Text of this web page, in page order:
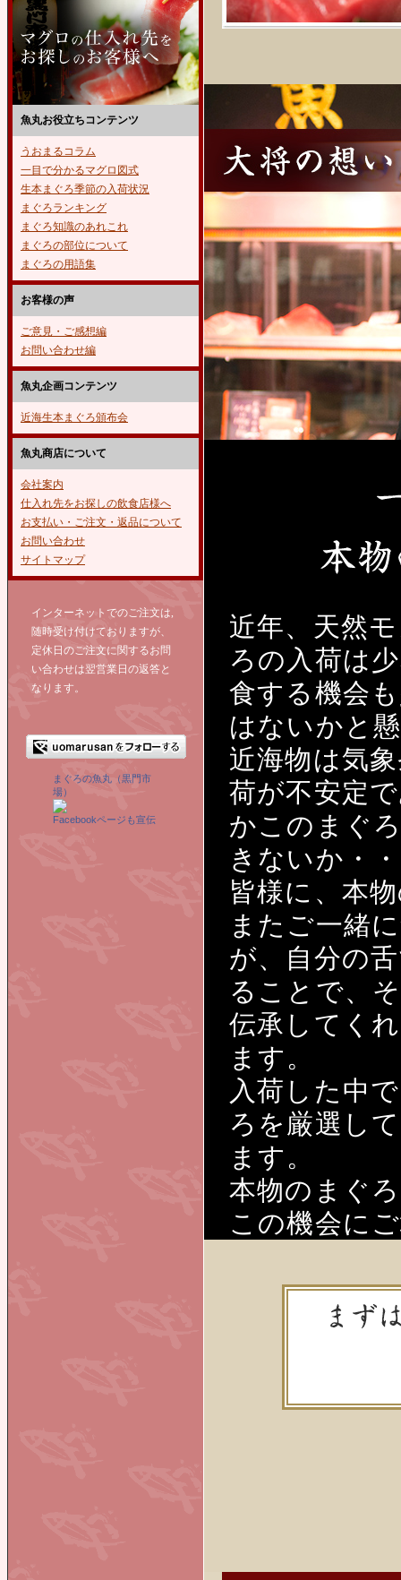
魚丸お役立ちコンテンツ
うおまるコラム
一目で分かるマグロ図式
生本まぐろ季節の入荷状況
まぐろランキング
まぐろ知識のあれこれ
まぐろの部位について
まぐろの用語集
お客様の声
ご意見・ご感想編
お問い合わせ編
魚丸企画コンテンツ
近海生本まぐろ頒布会
魚丸商店について
会社案内
仕入れ先をお探しの飲食店様へ
お支払い・ご注文・返品について
お問い合わせ
サイトマップ
インターネットでのご注文は,
随時受け付けておりますが、
定休日のご注文に関するお問
い合わせは翌営業日の返答と
なります。
まぐろの魚丸（黒門市
場）
Facebookページも宣伝
近年、天然
ろの入荷は
食する機会
はないかと
近海物は気
荷が不安定
かこのまぐ
きないか・
皆様に、本
またご一緒
が、自分の
ることで、
伝承してく
ます。
入荷した中
ろを厳選し
ます。
本物のまぐ
この機会に